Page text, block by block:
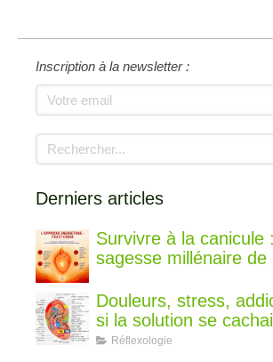
Inscription à la newsletter :
Votre email
Rechercher
Derniers articles
Survivre à la canicule
sagesse millénaire de
frais
Douleurs, stress,
si la solution se
votre oreille ?
Réflexologie